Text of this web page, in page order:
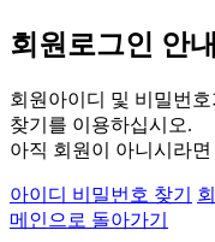
회원로그인 안내
회원아이디 및 비밀번
찾기를 이용하십시오.
아직 회원이 아니시라
아이디 비밀번호 찾기
메인으로 돌아가기